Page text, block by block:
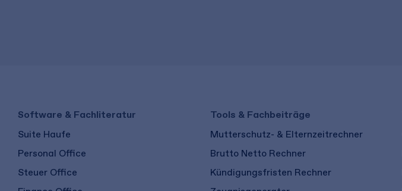
Software & Fachliteratur
Suite Haufe
Personal Office
Steuer Office
Tools & Fachbeiträge
Mutterschutz- & Elternzeitrechner
Brutto Netto Rechner
Kündigungsfristen Rechner